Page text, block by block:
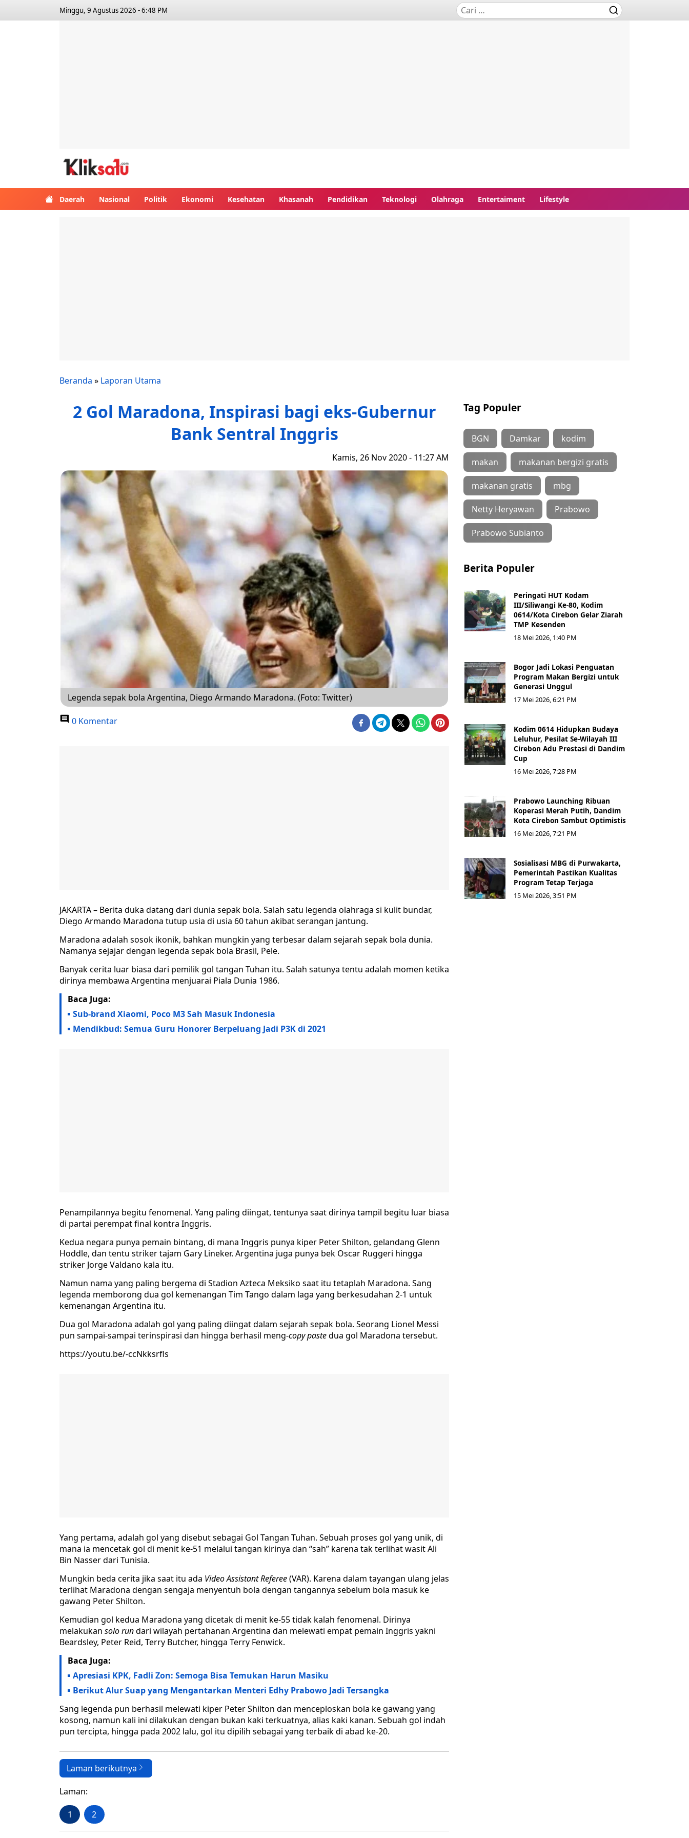
Minggu, 9 Agustus 2026 - 6:48 PM
Daerah Nasional Politik Ekonomi Kesehatan Khasanah Pendidikan Teknologi Olahraga Entertaiment Lifestyle
Beranda » Laporan Utama
2 Gol Maradona, Inspirasi bagi eks-Gubernur
Bank Sentral Inggris
Kamis, 26 Nov 2020 - 11:27 AM
Legenda sepak bola Argentina, Diego Armando Maradona. (Foto: Twitter)
0 Komentar
JAKARTA – Berita duka datang dari dunia sepak bola. Salah satu legenda olahraga si kulit bundar,
Diego Armando Maradona tutup usia di usia 60 tahun akibat serangan jantung.
Maradona adalah sosok ikonik, bahkan mungkin yang terbesar dalam sejarah sepak bola dunia.
Namanya sejajar dengan legenda sepak bola Brasil, Pele.
Banyak cerita luar biasa dari pemilik gol tangan Tuhan itu. Salah satunya tentu adalah momen ketika
dirinya membawa Argentina menjuarai Piala Dunia 1986.
Baca Juga:
Sub-brand Xiaomi, Poco M3 Sah Masuk Indonesia
Mendikbud: Semua Guru Honorer Berpeluang Jadi P3K di 2021
Penampilannya begitu fenomenal. Yang paling diingat, tentunya saat dirinya tampil begitu luar biasa
di partai perempat final kontra Inggris.
Kedua negara punya pemain bintang, di mana Inggris punya kiper Peter Shilton, gelandang Glenn
Hoddle, dan tentu striker tajam Gary Lineker. Argentina juga punya bek Oscar Ruggeri hingga
striker Jorge Valdano kala itu.
Namun nama yang paling bergema di Stadion Azteca Meksiko saat itu tetaplah Maradona. Sang
legenda memborong dua gol kemenangan Tim Tango dalam laga yang berkesudahan 2-1 untuk
kemenangan Argentina itu.
Dua gol Maradona adalah gol yang paling diingat dalam sejarah sepak bola. Seorang Lionel Messi
pun sampai-sampai terinspirasi dan hingga berhasil meng-copy pastedua gol Maradona tersebut.
https://youtu.be/-ccNkksrfls
Yang pertama, adalah gol yang disebut sebagai Gol Tangan Tuhan. Sebuah proses gol yang unik, di
mana ia mencetak gol di menit ke-51 melalui tangan kirinya dan “sah” karena tak terlihat wasit Ali
Bin Nasser dari Tunisia.
Mungkin beda cerita jika saat itu ada Video Assistant Referee(VAR). Karena dalam tayangan ulang jelas
terlihat Maradona dengan sengaja menyentuh bola dengan tangannya sebelum bola masuk ke
gawang Peter Shilton.
Kemudian gol kedua Maradona yang dicetak di menit ke-55 tidak kalah fenomenal. Dirinya
melakukan solo rundari wilayah pertahanan Argentina dan melewati empat pemain Inggris yakni
Beardsley, Peter Reid, Terry Butcher, hingga Terry Fenwick.
Baca Juga:
Apresiasi KPK, Fadli Zon: Semoga Bisa Temukan Harun Masiku
Berikut Alur Suap yang Mengantarkan Menteri Edhy Prabowo Jadi Tersangka
Sang legenda pun berhasil melewati kiper Peter Shilton dan menceploskan bola ke gawang yang
kosong, namun kali ini dilakukan dengan bukan kaki terkuatnya, alias kaki kanan. Sebuah gol indah
pun tercipta, hingga pada 2002 lalu, gol itu dipilih sebagai yang terbaik di abad ke-20.
Laman berikutnya
Laman:
1 2
Tag Populer
BGN Damkar kodim
makan makanan bergizi gratis
makanan gratis mbg
Netty Heryawan Prabowo
Prabowo Subianto
Berita Populer
Peringati HUT Kodam
III/Siliwangi Ke-80, Kodim
0614/Kota Cirebon Gelar Ziarah
TMP Kesenden
18 Mei 2026, 1:40 PM
Bogor Jadi Lokasi Penguatan
Program Makan Bergizi untuk
Generasi Unggul
17 Mei 2026, 6:21 PM
Kodim 0614 Hidupkan Budaya
Leluhur, Pesilat Se-Wilayah III
Cirebon Adu Prestasi di Dandim
Cup
16 Mei 2026, 7:28 PM
Prabowo Launching Ribuan
Koperasi Merah Putih, Dandim
Kota Cirebon Sambut Optimistis
16 Mei 2026, 7:21 PM
Sosialisasi MBG di Purwakarta,
Pemerintah Pastikan Kualitas
Program Tetap Terjaga
15 Mei 2026, 3:51 PM